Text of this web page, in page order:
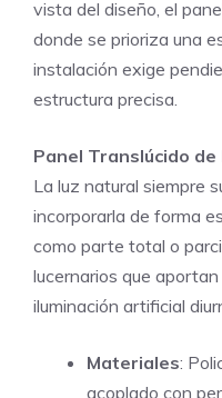
vista del diseño, el
donde se prioriza una
instalación exige
estructura precisa.
Panel Translúcido
La luz natural siempre
incorporarla de forma
como parte total o
lucernarios que
iluminación artificial
Materiales:
acoplado con